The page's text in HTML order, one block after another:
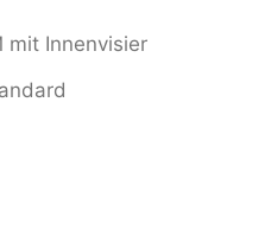
mit Innenvisier